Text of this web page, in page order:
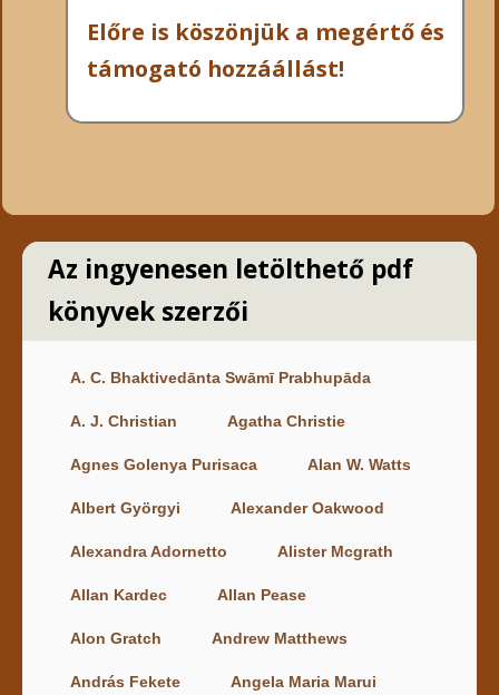
Előre is köszönjük a megértő és
támogató hozzáállást!
Az ingyenesen letölthető pdf
könyvek szerzői
A. C. Bhaktivedānta Swāmī Prabhupāda
A. J. Christian Agatha Christie
Agnes Golenya Purisaca Alan W. Watts
Albert Györgyi Alexander Oakwood
Alexandra Adornetto Alister Mcgrath
Allan Kardec Allan Pease
Alon Gratch Andrew Matthews
András Fekete Angela Maria Marui